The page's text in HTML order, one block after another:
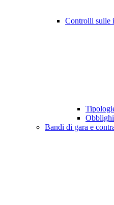
Controlli sulle
Bandi di gara e